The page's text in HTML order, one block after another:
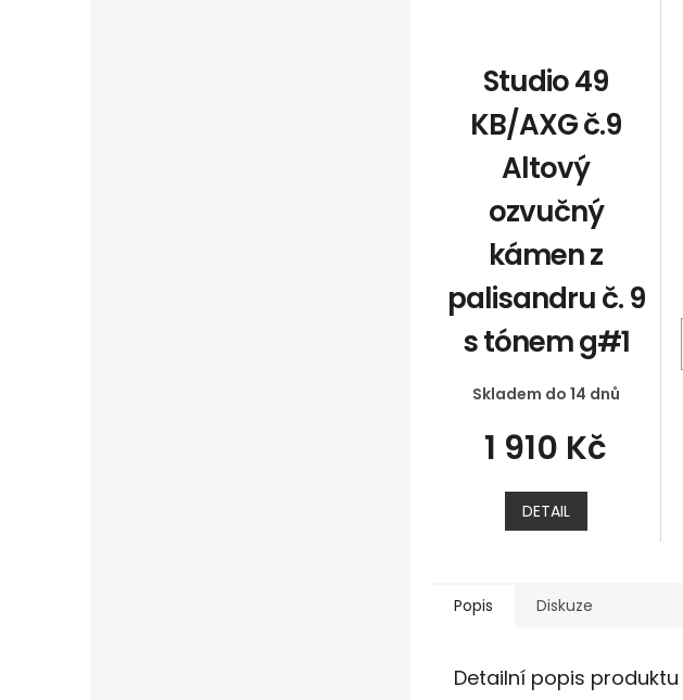
Studio 49
KB/AXG č.9
Altový
ozvučný
kámen z
palisandru č. 9
s tónem g#1
Skladem do 14 dnů
1 910 Kč
DETAIL
Popis Diskuze
Detailní popis produktu